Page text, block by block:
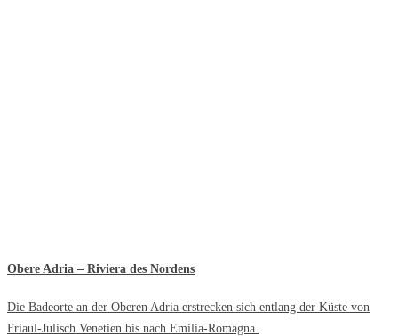
Obere Adria – Riviera des Nordens
Die Badeorte an der Oberen Adria erstrecken sich entlang der Küste von
Friaul-Julisch Venetien bis nach Emilia-Romagna.